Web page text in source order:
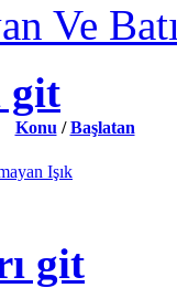
Ve
git
Konu /Başlatan
Işık
git